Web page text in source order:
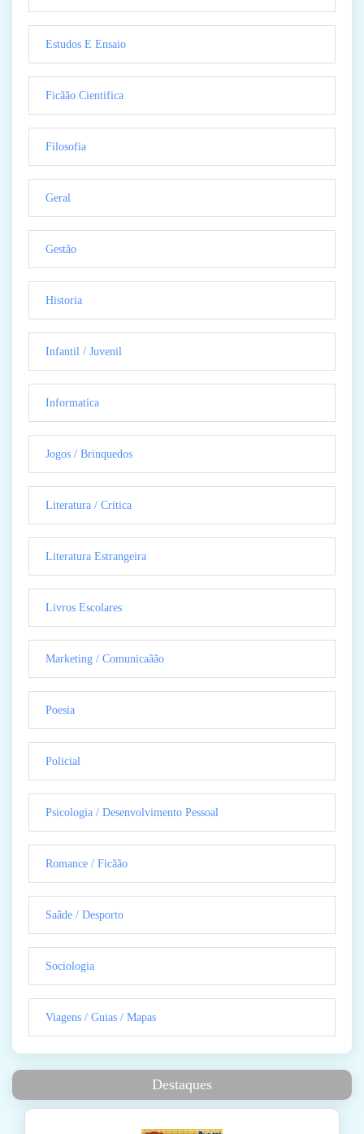
Estudos E Ensaio
Ficãão Cientifica
Filosofia
Geral
Gestão
Historia
Infantil / Juvenil
Informatica
Jogos / Brinquedos
Literatura / Critica
Literatura Estrangeira
Livros Escolares
Marketing / Comunicaãão
Poesia
Policial
Psicologia / Desenvolvimento Pessoal
Romance / Ficãão
Saãde / Desporto
Sociologia
Viagens / Guias / Mapas
Destaques